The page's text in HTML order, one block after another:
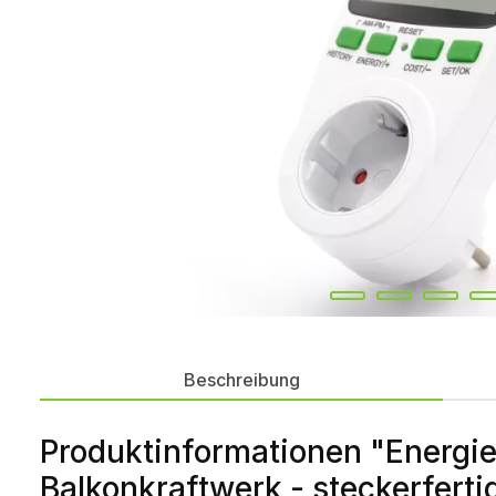
Beschreibung
Produktinformationen
Balkonkraftwerk -